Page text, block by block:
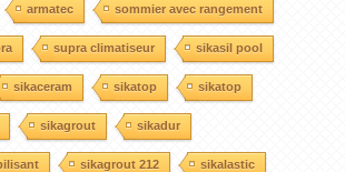
armatec sommier avec rangement
supra climatiseur sikasil pool
sikaceram sikatop sikatop
sikagrout sikadur
sikagrout 212 sikalastic